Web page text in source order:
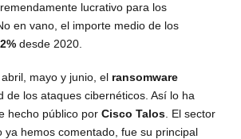
lucrativo para los
en vano, el importe medio de los
desde 2020.
mayo y junio, el ransomware
de los ataques cibernéticos. Así lo ha
hecho público porCisco Talos . El sector
ya hemos comentado, fue su principal